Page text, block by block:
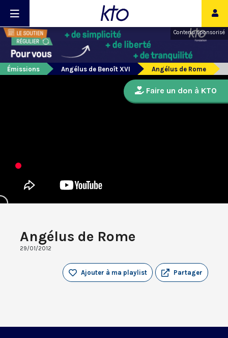
Contenu sponsorisé
Émissions Angélus de Benoît XVI Angélus de Rome
Angélus de Rome
29/01/2012
Partager
Ajouter à ma playlist
Faire un don à KTO